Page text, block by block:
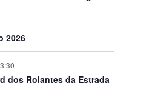
2026
dos Rolantes da Estrada